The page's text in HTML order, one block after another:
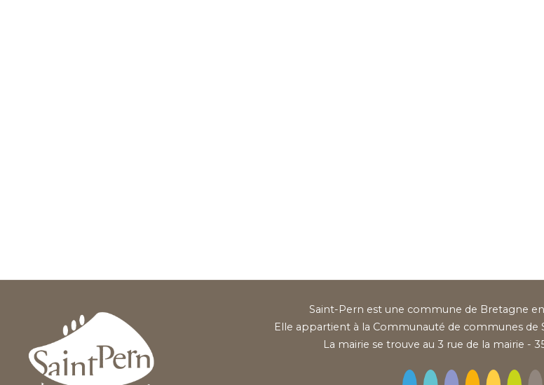
Saint-Pern est une commune de Bretagne
Elle appartient à la Communauté de communes de
La mairie se trouve au 3 rue de la mairie -